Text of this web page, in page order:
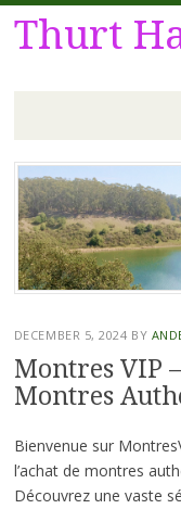
Thurt
Skip
to
content
DECEMBER 5, 2024 BY
Montres VIP
Montres
Bienvenue sur
l’achat de montres
Découvrez une vaste